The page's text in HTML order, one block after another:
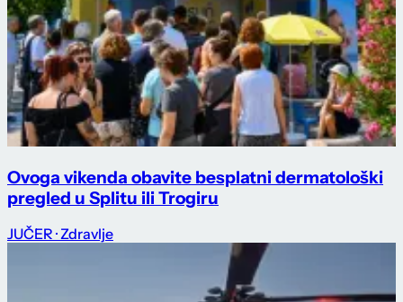
Ovoga vikenda obavite besplatni dermatološki
pregled u Splitu ili Trogiru
JUČER · Zdravlje